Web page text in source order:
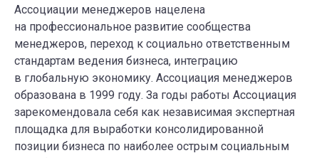
Ассоциации менеджеров нацелена
на профессиональное развитие сообщества
менеджеров, переход к социально ответственным
стандартам ведения бизнеса, интеграцию
в глобальную экономику. Ассоциация менеджеров
образована в 1999 году. За годы работы Ассоциация
зарекомендовала себя как независимая экспертная
площадка для выработки консолидированной
позиции бизнеса по наиболее острым социальным